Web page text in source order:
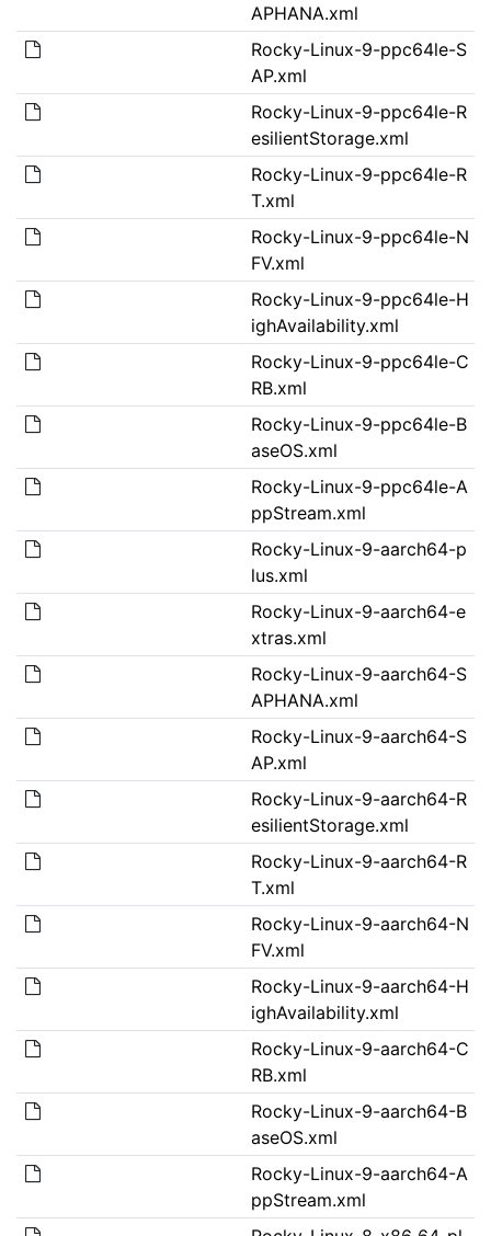
APHANA.xml
Rocky-Linux-9-ppc64le-S
AP.xml
Rocky-Linux-9-ppc64le-R
esilientStorage.xml
Rocky-Linux-9-ppc64le-R
T.xml
Rocky-Linux-9-ppc64le-N
FV.xml
Rocky-Linux-9-ppc64le-H
ighAvailability.xml
Rocky-Linux-9-ppc64le-C
RB.xml
Rocky-Linux-9-ppc64le-B
aseOS.xml
Rocky-Linux-9-ppc64le-A
ppStream.xml
Rocky-Linux-9-aarch64-p
lus.xml
Rocky-Linux-9-aarch64-e
xtras.xml
Rocky-Linux-9-aarch64-S
APHANA.xml
Rocky-Linux-9-aarch64-S
AP.xml
Rocky-Linux-9-aarch64-R
esilientStorage.xml
Rocky-Linux-9-aarch64-R
T.xml
Rocky-Linux-9-aarch64-N
FV.xml
Rocky-Linux-9-aarch64-H
ighAvailability.xml
Rocky-Linux-9-aarch64-C
RB.xml
Rocky-Linux-9-aarch64-B
aseOS.xml
Rocky-Linux-9-aarch64-A
ppStream.xml